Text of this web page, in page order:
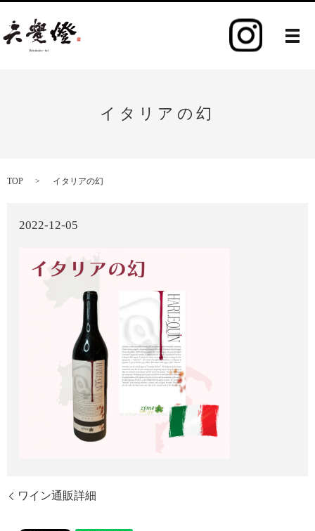
メ
イタリアの幻
TOP イタリアの幻
2022-12-05
ワイン通販詳細